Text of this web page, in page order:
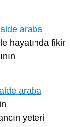
araba
hayatında fikir
araba
yeteri